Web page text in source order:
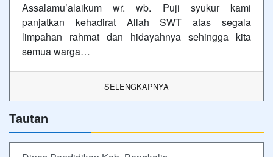
Assalamu’alaikum wr. wb. Puji syukur kami
panjatkan kehadirat Allah SWT atas segala
limpahan rahmat dan hidayahnya sehingga kita
semua warga…
SELENGKAPNYA
Tautan